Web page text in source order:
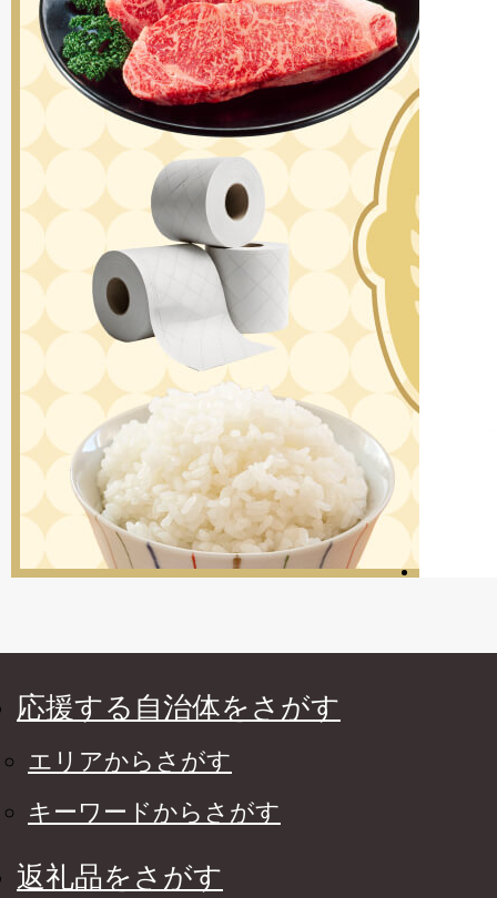
応援する自治体をさがす
エリアからさがす
キーワードからさがす
返礼品をさがす